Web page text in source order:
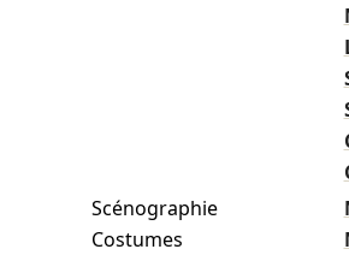
Scénographie
Costumes